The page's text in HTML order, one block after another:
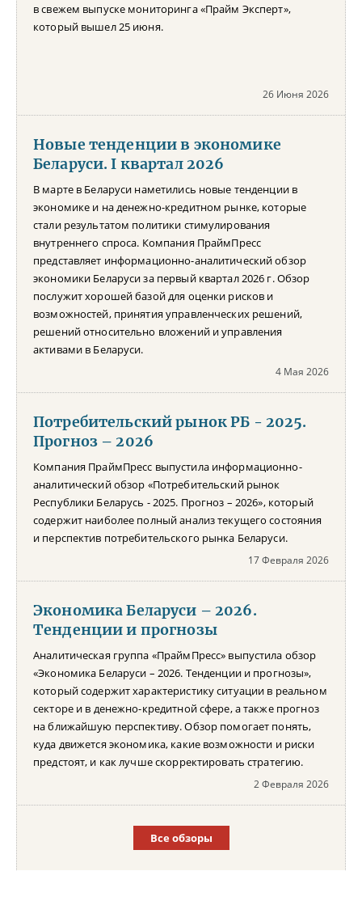
в свежем выпуске мониторинга «Прайм Эксперт»,
который вышел 25 июня.
26 Июня 2026
Новые тенденции в экономике
Беларуси. I квартал 2026
В марте в Беларуси наметились новые тенденции в
экономике и на денежно-кредитном рынке, которые
стали результатом политики стимулирования
внутреннего спроса. Компания ПраймПресс
представляет информационно-аналитический обзор
экономики Беларуси за первый квартал 2026 г. Обзор
послужит хорошей базой для оценки рисков и
возможностей, принятия управленческих решений,
решений относительно вложений и управления
активами в Беларуси.
4 Мая 2026
Потребительский рынок РБ - 2025.
Прогноз – 2026
Компания ПраймПресс выпустила информационно-
аналитический обзор «Потребительский рынок
Республики Беларусь - 2025. Прогноз – 2026», который
содержит наиболее полный анализ текущего состояния
и перспектив потребительского рынка Беларуси.
17 Февраля 2026
Экономика Беларуси – 2026.
Тенденции и прогнозы
Аналитическая группа «ПраймПресс» выпустила обзор
«Экономика Беларуси – 2026. Тенденции и прогнозы»,
который содержит характеристику ситуации в реальном
секторе и в денежно-кредитной сфере, а также прогноз
на ближайшую перспективу. Обзор помогает понять,
куда движется экономика, какие возможности и риски
предстоят, и как лучше скорректировать стратегию.
2 Февраля 2026
Все обзоры